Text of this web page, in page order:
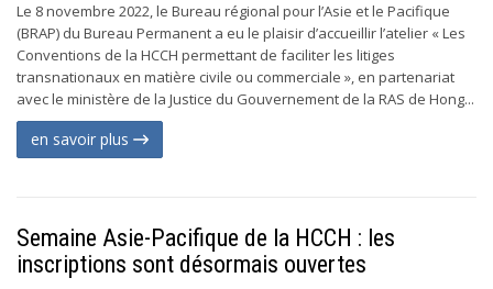
Le 8 novembre 2022, le Bureau régional pour l’Asie et le Pacifique
(BRAP) du Bureau Permanent a eu le plaisir d’accueillir l’atelier « Les
Conventions de la HCCH permettant de faciliter les litiges
transnationaux en matière civile ou commerciale », en partenariat
avec le ministère de la Justice du Gouvernement de la RAS de Hong...
en savoir plus
Semaine Asie-Pacifique de la HCCH : les
inscriptions sont désormais ouvertes